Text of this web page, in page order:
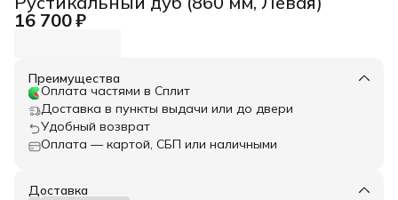
16 700 ₽
Преимущества
Оплата частями в Сплит
Доставка в пункты выдачи или до двери
Удобный возврат
Оплата — картой, СБП или наличными
Доставка